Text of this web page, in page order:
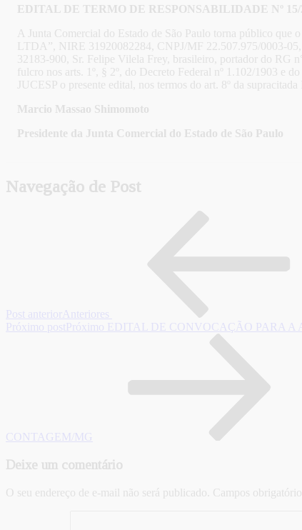
EDITAL DE TERMO DE RESPONSABILIDADE Nº 15/
A Junta Comercial do Estado de São Paulo torna público
LTDA”, NIRE 31920082284, CNPJ/MF 22.507.975/0003-
32183-900, Sr. Felipe Vilela Frey, brasileiro, portador do RG
fulcro nos arts. 1º, § 2º, do Decreto Federal nº 1.102/1903 e
JUCESP o presente edital, nos termos do art. 8º da
Marcio Massao Shimomoto
Presidente da Junta Comercial do Estado de São Paulo
Navegação de Post
Post anterior Anteriores
Próximo post Próximo EDITAL DE CONVOCAÇÃO PARA A
CONTAGEM/MG
Deixe um comentário
O seu endereço de e-mail não será publicado. Campos